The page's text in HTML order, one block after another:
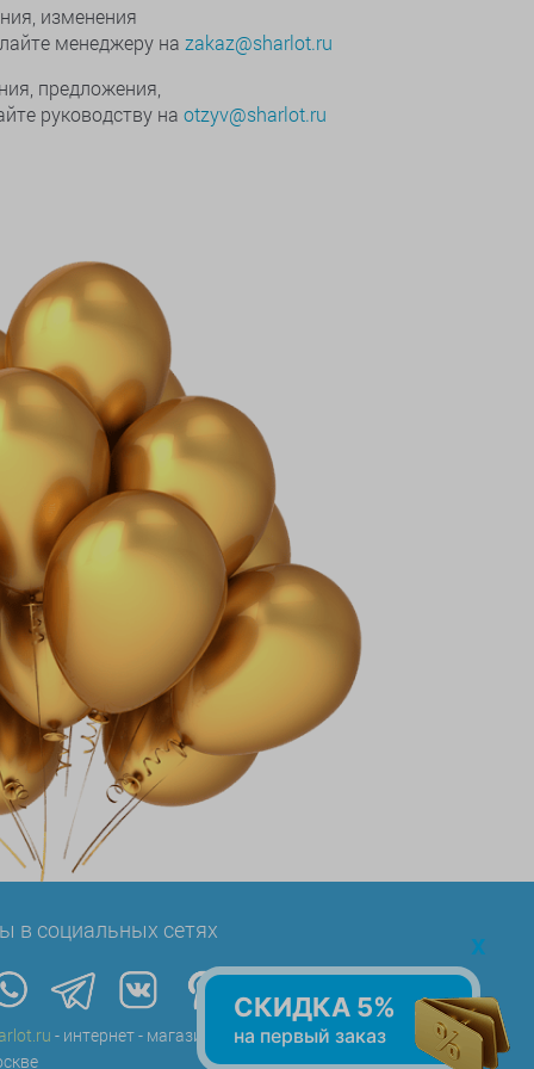
изменения
менеджеру на zakaz@sharlot.ru
предложения,
руководству на otzyv@sharlot.ru
в социальных сетях
- интернет - магазин воздушных шаров в
x
СКИДКА 5%
на первый заказ